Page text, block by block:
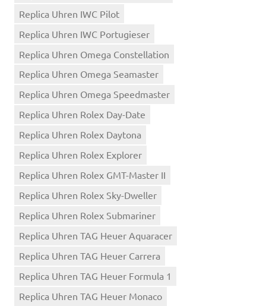
Replica Uhren IWC Pilot
Replica Uhren IWC Portugieser
Replica Uhren Omega Constellation
Replica Uhren Omega Seamaster
Replica Uhren Omega Speedmaster
Replica Uhren Rolex Day-Date
Replica Uhren Rolex Daytona
Replica Uhren Rolex Explorer
Replica Uhren Rolex GMT-Master II
Replica Uhren Rolex Sky-Dweller
Replica Uhren Rolex Submariner
Replica Uhren TAG Heuer Aquaracer
Replica Uhren TAG Heuer Carrera
Replica Uhren TAG Heuer Formula 1
Replica Uhren TAG Heuer Monaco